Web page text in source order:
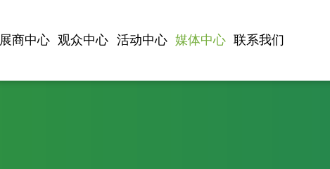
展商中心 观众中心 活动中心 媒体中心 联系我们